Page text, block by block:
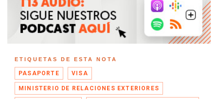
ETIQUETAS DE ESTA NOTA
PASAPORTE VISA
MINISTERIO DE RELACIONES EXTERIORES